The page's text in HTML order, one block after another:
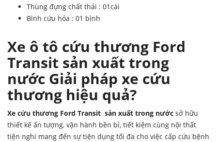
Thùng đựng chất thải : 01cái
Bình cứu hỏa : 01 bình
Xe ô tô cứu thương Ford
Transit sản xuất trong
nước Giải pháp xe cứu
thương hiệu quả?
Xe cứu thương Ford Transit sản xuất trong nước sở hữu
thiết kế ấn tượng, vận hành bền bỉ, tiết kiệm cùng nội thất
tiện nghi mang đến sự tiện dụng tối đa cho việc cấp cứu bệnh